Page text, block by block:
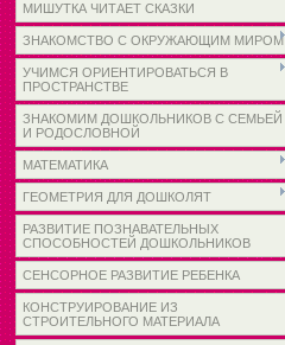
МИШУТКА ЧИТАЕТ СКАЗКИ
ЗНАКОМСТВО С ОКРУЖАЮЩИМ МИРОМ
УЧИМСЯ ОРИЕНТИРОВАТЬСЯ В
ПРОСТРАНСТВЕ
ЗНАКОМИМ ДОШКОЛЬНИКОВ С СЕМЬЕЙ
И РОДОСЛОВНОЙ
МАТЕМАТИКА
ГЕОМЕТРИЯ ДЛЯ ДОШКОЛЯТ
РАЗВИТИЕ ПОЗНАВАТЕЛЬНЫХ
СПОСОБНОСТЕЙ ДОШКОЛЬНИКОВ
СЕНСОРНОЕ РАЗВИТИЕ РЕБЕНКА
КОНСТРУИРОВАНИЕ ИЗ
СТРОИТЕЛЬНОГО МАТЕРИАЛА